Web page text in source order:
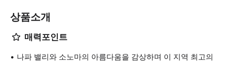
상품소개
매력포인트
나파 밸리와 소노마의 아름다움을 감상하며 이 지역 최고의